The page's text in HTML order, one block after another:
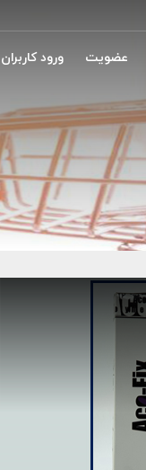
عضویت ورود کاربران